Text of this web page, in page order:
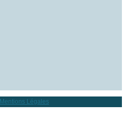
Mentions Légales